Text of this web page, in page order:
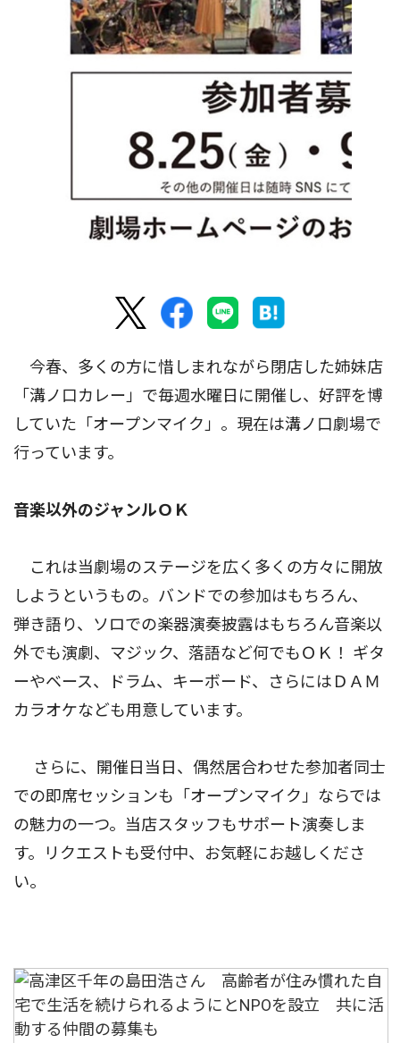
今春、多くの方に惜しまれながら閉店した姉妹店
「溝ノ口カレー」で毎週水曜日に開催し、好評を博
していた「オープンマイク」。現在は溝ノ口劇場で
行っています。
音楽以外のジャンルＯＫ
これは当劇場のステージを広く多くの方々に開放
しようというもの。バンドでの参加はもちろん、
弾き語り、ソロでの楽器演奏披露はもちろん音楽以
外でも演劇、マジック、落語など何でもＯＫ！ ギタ
ーやベース、ドラム、キーボード、さらにはＤＡＭ
カラオケなども用意しています。
さらに、開催日当日、偶然居合わせた参加者同士
での即席セッションも「オープンマイク」ならでは
の魅力の一つ。当店スタッフもサポート演奏しま
す。リクエストも受付中、お気軽にお越しくださ
い。